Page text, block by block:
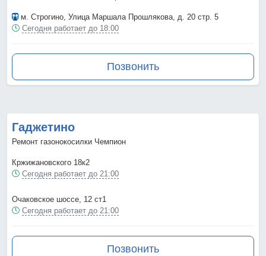
м. Строгино, Улица Маршала Прошлякова, д. 20 стр. 5
Сегодня работает до 18:00
Позвонить
Гаджетино
Ремонт газонокосилки Чемпион
Кржижановского 18к2
Сегодня работает до 21:00
Очаковское шоссе, 12 ст1
Сегодня работает до 21:00
Позвонить